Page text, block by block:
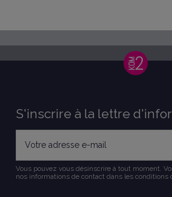
S'inscrire à la lettre
Vous pouvez vous désinscrire à tout moment.
nos informations de contact dans les conditions